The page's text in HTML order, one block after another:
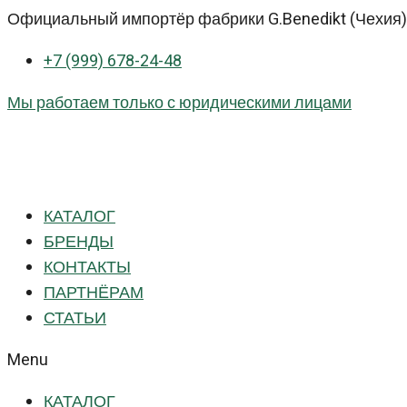
Перейти
контенту
Официальный импортёр фабрики G.Benedikt
+7 (999) 678-24-48
Мы работаем только с юридическими лицами
КАТАЛОГ
БРЕНДЫ
КОНТАКТЫ
ПАРТНЁРАМ
СТАТЬИ
Menu
КАТАЛОГ